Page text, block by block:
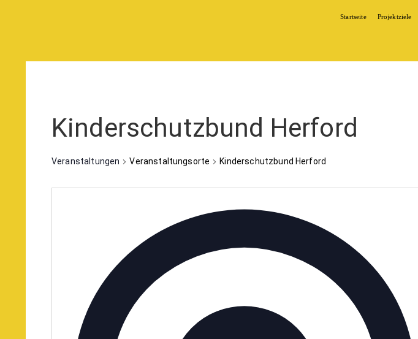
Startseite Projektziele
Kinderschutzbund Herford
Veranstaltungen Veranstaltungsorte Kinderschutzbund Herford